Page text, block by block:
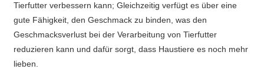
Tierfutter verbessern kann; Gleichzeitig verfügt es über eine
gute Fähigkeit, den Geschmack zu binden, was den
Geschmacksverlust bei der Verarbeitung von Tierfutter
reduzieren kann und dafür sorgt, dass Haustiere es noch mehr
lieben.